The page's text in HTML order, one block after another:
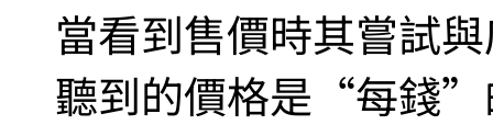
當看到售價時其嘗試
聽到的價格是“每錢”